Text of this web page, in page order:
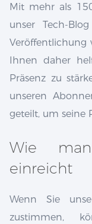
Mit mehr als
unser Tech-
Veröffentlichung
Ihnen daher
Präsenz zu
unseren
geteilt, um seine
Wie
einreicht
Wenn Sie
zustimmen,